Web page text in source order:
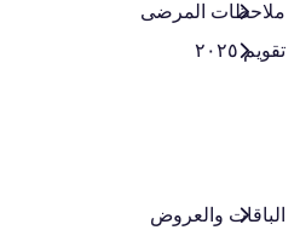
ملاحظات المرضى
تقويم ٢٠٢٥
الباقات والعروض​